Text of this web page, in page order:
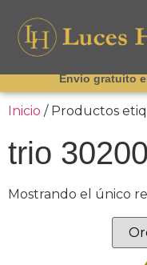
Envío gratuito
Inicio / Productos
trio
Mostrando el único